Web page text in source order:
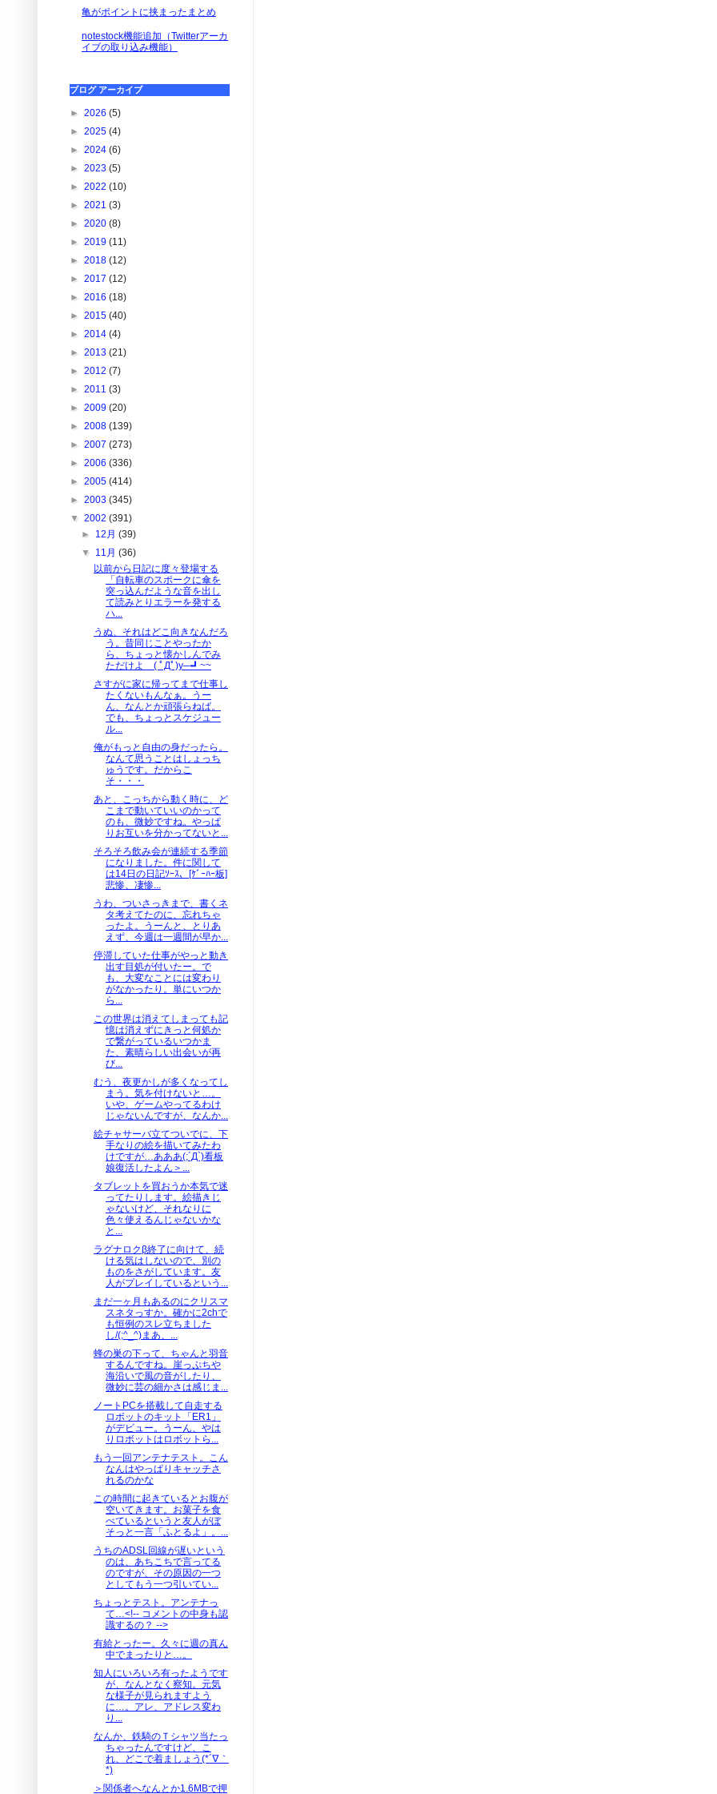
亀がポイントに挟まったまとめ
notestock機能追加（Twitterアーカ
イブの取り込み機能）
ブログ アーカイブ
► 2026 (5)
► 2025 (4)
► 2024 (6)
► 2023 (5)
► 2022 (10)
► 2021 (3)
► 2020 (8)
► 2019 (11)
► 2018 (12)
► 2017 (12)
► 2016 (18)
► 2015 (40)
► 2014 (4)
► 2013 (21)
► 2012 (7)
► 2011 (3)
► 2009 (20)
► 2008 (139)
► 2007 (273)
► 2006 (336)
► 2005 (414)
► 2003 (345)
▼ 2002 (391)
► 12月(39)
▼ 11月(36)
以前から日記に度々登場する
「自転車のスポークに傘を
突っ込んだような音を出し
て読みとりエラーを発する
ハ...
うぬ、それはどこ向きなんだろ
う。昔同じことやったか
ら、ちょっと懐かしんでみ
ただけよ ( ﾟДﾟ)y─┛~~
さすがに家に帰ってまで仕事し
たくないもんなぁ。うー
ん、なんとか頑張らねば。
でも、ちょっとスケジュー
ル...
俺がもっと自由の身だったら。
なんて思うことはしょっち
ゅうです。だからこ
そ・・・
あと、こっちから動く時に、ど
こまで動いていいのかって
のも、微妙ですね。やっぱ
りお互いを分かってないと...
そろそろ飲み会が連続する季節
になりました。件に関して
は14日の日記ｿｰｽ、[ｹﾞｰﾊｰ板]
悲惨、凄惨...
うわ、ついさっきまで、書くネ
タ考えてたのに、忘れちゃ
ったよ。うーんと、とりあ
えず、今週は一週間が早か...
停滞していた仕事がやっと動き
出す目処が付いたー。で
も、大変なことには変わり
がなかったり。単にいつか
ら...
この世界は消えてしまっても記
憶は消えずにきっと何処か
で繋がっているいつかま
た、素晴らしい出会いが再
び...
むう、夜更かしが多くなってし
まう。気を付けないと…。
いや、ゲームやってるわけ
じゃないんですが、なんか...
絵チャサーバ立てついでに、下
手なりの絵を描いてみたわ
けですが…あああ(;´Д`)看板
娘復活したよん＞...
タブレットを買おうか本気で迷
ってたりします。絵描きじ
ゃないけど、それなりに
色々使えるんじゃないかな
と...
ラグナロクβ終了に向けて、続
ける気はしないので、別の
ものをさがしています。友
人がプレイしているという...
まだ一ヶ月もあるのにクリスマ
スネタっすか。確かに2chで
も恒例のスレ立ちました
し/(;^_^)まあ、...
蜂の巣の下って、ちゃんと羽音
するんですね。崖っぷちや
海沿いで風の音がしたり、
微妙に芸の細かさは感じま...
ノートPCを搭載して自走する
ロボットのキット「ER1」
がデビュー。うーん、やは
りロボットはロボットら...
もう一回アンテナテスト。こん
なんはやっぱりキャッチさ
れるのかな
この時間に起きているとお腹が
空いてきます。お菓子を食
べているというと友人がぼ
そっと一言「ふとるよ」。...
うちのADSL回線が遅いという
のは、あちこちで言ってる
のですが、その原因の一つ
としてもう一つ引いてい...
ちょっとテスト。アンテナっ
て…<!-- コメントの中身も認
識するの？ -->
有給とったー。久々に週の真ん
中でまったりと…。
知人にいろいろ有ったようです
が、なんとなく察知。元気
な様子が見られますよう
に…。アレ、アドレス変わ
り...
なんか、鉄騎のＴシャツ当たっ
ちゃったんですけど、こ
れ、どこで着ましょう(*´∇｀
*)
＞関係者へなんとか1.6MBで押